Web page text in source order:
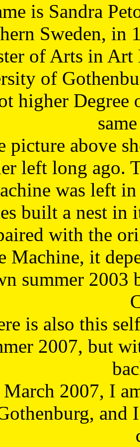
is Sandra
Sweden, in
of Arts in Art
of
higher Degree
picture above
left long ago.
was left
built a nest in
with the
Machine, it
summer 2003
is also this
2007, but
March 2007, I
and